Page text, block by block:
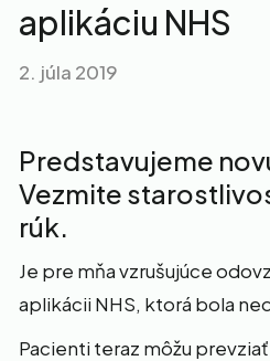
aplikáciu NHS
2. júla 2019
Predstavujeme
Vezmite
rúk.
Je pre mňa vzrušujúce
aplikácii NHS, ktorá bola
Pacienti teraz môžu